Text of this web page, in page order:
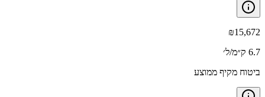
₪15,672
6.7 ק״מ/ל׳
ביטוח מקיף ממוצע